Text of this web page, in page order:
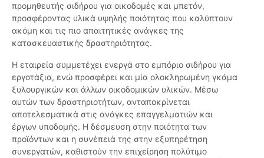
προμηθευτής σιδήρου για οικοδομές και μπετόν,
προσφέροντας υλικά υψηλής ποιότητας που καλύπτουν
ακόμη και τις πιο απαιτητικές ανάγκες της
κατασκευαστικής δραστηριότητας.
Η εταιρεία συμμετέχει ενεργά στο εμπόριο σιδήρου για
εργοτάξια, ενώ προσφέρει και μία ολοκληρωμένη γκάμα
ξυλουργικών και άλλων οικοδομικών υλικών. Μέσω
αυτών των δραστηριοτήτων, ανταποκρίνεται
αποτελεσματικά στις ανάγκες επαγγελματιών και
έργων υποδομής. Η δέσμευση στην ποιότητα των
προϊόντων και η συνέπειά της στην εξυπηρέτηση
συνεργατών, καθιστούν την επιχείρηση πολύτιμο